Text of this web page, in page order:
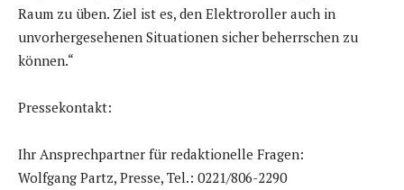
Raum zu üben. Ziel ist es, den Elektroroller auch in
unvorhergesehenen Situationen sicher beherrschen zu
können.“
Pressekontakt:
Ihr Ansprechpartner für redaktionelle Fragen:
Wolfgang Partz, Presse, Tel.: 0221/806-2290